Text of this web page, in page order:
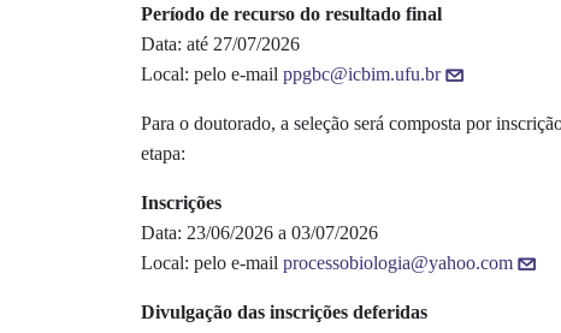
Período de recurso do resultado final
Data: até 27/07/2026
Local: pelo e-mail ppgbc@icbim.ufu.br
Para o doutorado, a seleção será composta por
etapa:
Inscrições
Data: 23/06/2026 a 03/07/2026
Local: pelo e-mail processobiologia@yahoo.com
Divulgação das inscrições deferidas